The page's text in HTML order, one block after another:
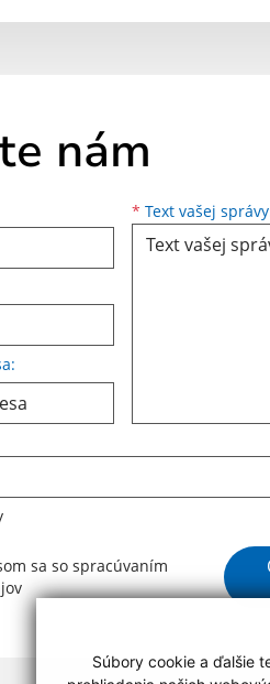
Súbory cookie a ďalšie
nám
* Text vašej
sa so spracúvaním